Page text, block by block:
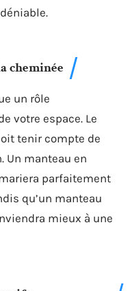
cheminée
un rôle
votre espace. Le
tenir compte de
Un manteau en
parfaitement
qu’un manteau
mieux à une